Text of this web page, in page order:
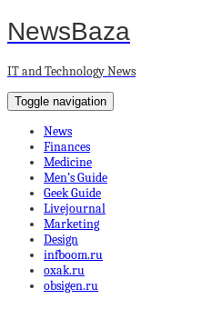
NewsBaza
IT and Technology News
Toggle navigation
News
Finances
Medicine
Men’s Guide
Geek Guide
Livejournal
Marketing
Design
infboom.ru
oxak.ru
obsigen.ru